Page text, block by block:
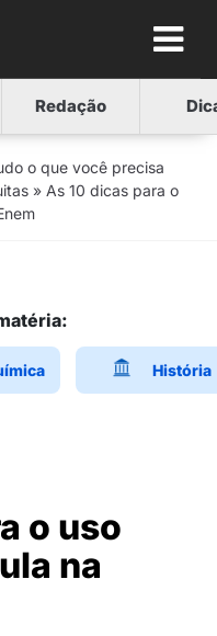
Redação
o que você precisa
» As 10 dicas para o
História
o uso
na